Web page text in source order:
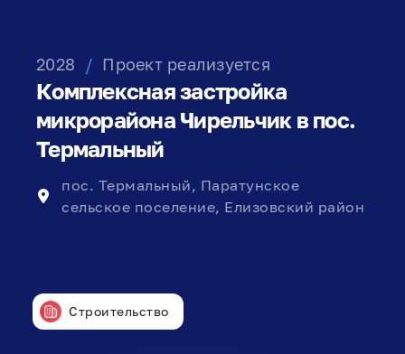
2028 / Проект реализуется
Комплексная застройка
микрорайона Чирельчик в пос.
Термальный
пос. Термальный, Паратунское
сельское поселение, Елизовский район
Строительство